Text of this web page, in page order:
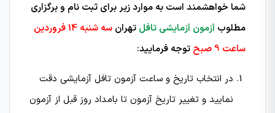
شما خواهشمند است به موارد زیر برای ثبت نام و برگزاری
مطلوب آزمون آزمایشی تافل تهران
سه شنبه 14 فروردین
ساعت 9 صبح
توجه فرمایید:
در انتخاب تاریخ و ساعت آزمون تافل آزمایشی دقت
نمایید و تغییر تاریخ آزمون تا بامداد روز قبل از آزمون